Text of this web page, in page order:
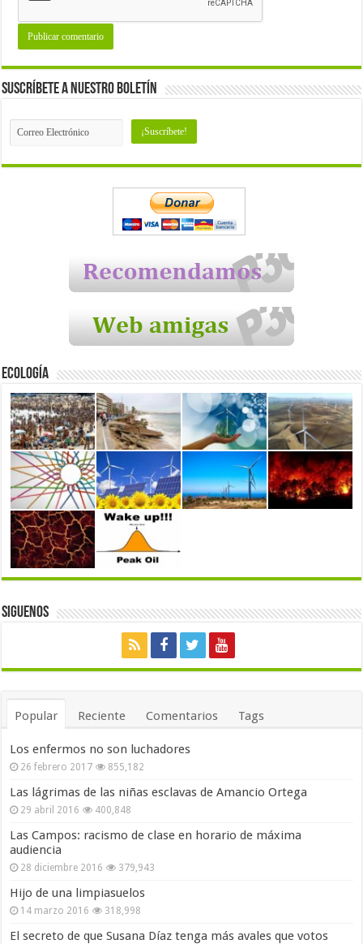
Suscríbete a nuestro Boletín
Ecología
Siguenos
Popular Reciente Comentarios Tags
Los enfermos no son luchadores
26 febrero 2017 855,182
Las lágrimas de las niñas esclavas de Amancio Ortega
29 abril 2016 400,848
Las Campos: racismo de clase en horario de máxima
audiencia
28 diciembre 2016 379,943
Hijo de una limpiasuelos
14 marzo 2016 318,998
El secreto de que Susana Díaz tenga más avales que votos